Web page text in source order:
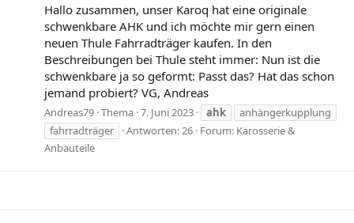
Hallo zusammen, unser Karoq hat eine originale
schwenkbare AHK und ich möchte mir gern einen
neuen Thule Fahrradträger kaufen. In den
Beschreibungen bei Thule steht immer: Nun ist die
schwenkbare ja so geformt: Passt das? Hat das schon
jemand probiert? VG, Andreas
Andreas79 Thema 7. Juni 2023 ahk
anhängerkupplung
fahrradträger
Antworten: 26 Forum: Karosserie &
Anbauteile